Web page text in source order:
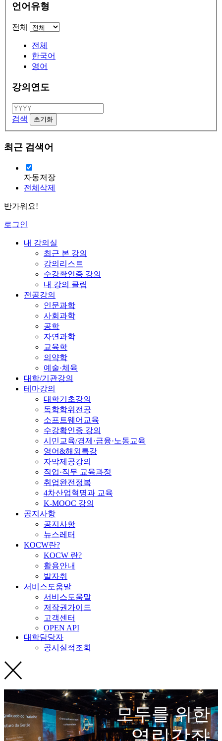
언어유형
전체
전체
한국어
영어
강의연도
검색
최근 검색어
자동저장
전체삭제
반가워요!
로그인
내 강의실
최근 본 강의
강의리스트
수강확인증 강의
내 강의 클립
전공강의
인문과학
사회과학
공학
자연과학
교육학
의약학
예술·체육
대학/기관강의
테마강의
대학기초강의
독학학위전공
소프트웨어교육
수강확인증 강의
시민교육/경제·금융·노동교육
영어&해외특강
자막제공강의
직업·직무 교육과정
취업완전정복
4차산업혁명과 교육
K-MOOC 강의
공지사항
공지사항
뉴스레터
KOCW란?
KOCW 란?
활용안내
발자취
서비스도움말
서비스도움말
저작권가이드
고객센터
OPEN API
대학담당자
공시실적조회
모두를 위한